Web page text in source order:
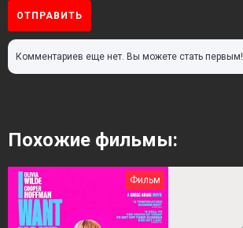
ОТПРАВИТЬ
Комментариев еще нет. Вы можете стать первым!
Похожие фильмы:
Фильм